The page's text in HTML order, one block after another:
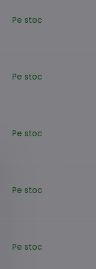
Pe stoc
Pe stoc
Pe stoc
Pe stoc
Pe stoc